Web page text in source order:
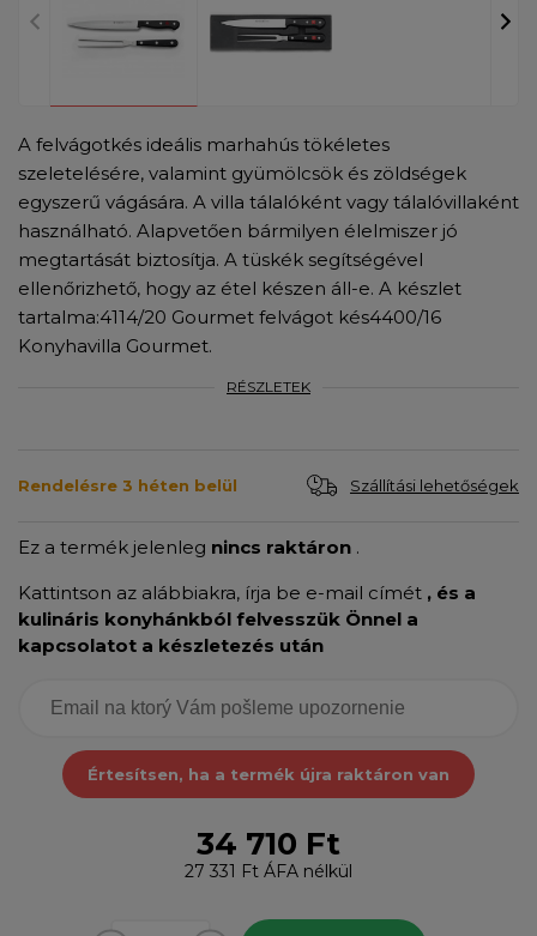
A felvágotkés ideális marhahús tökéletes
szeletelésére, valamint gyümölcsök és zöldségek
egyszerű vágására. A villa tálalóként vagy tálalóvillaként
használható. Alapvetően bármilyen élelmiszer jó
megtartását biztosítja. A tüskék segítségével
ellenőrizhető, hogy az étel készen áll-e. A készlet
tartalma: ​4114/20 Gourmet felvágot kés ​4400/16
Konyhavilla Gourmet.
RÉSZLETEK
Rendelésre 3 héten belül Szállítási lehetőségek
Ez a termék jelenleg nincs raktáron .
Kattintson az alábbiakra, írja be e-mail címét , és a
kulináris konyhánkból felvesszük Önnel a
kapcsolatot a készletezés után
Értesítsen, ha a termék újra raktáron van
34 710 Ft
27 331 Ft ÁFA nélkül